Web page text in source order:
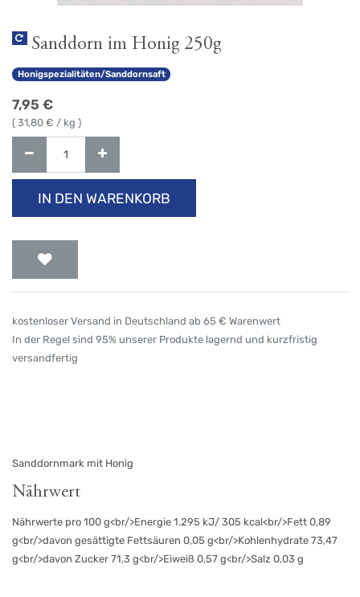
Sanddorn im Honig 250g
Honigspezialitäten/Sanddornsaft
7,95 €
( 31,80 € / kg )
IN DEN WARENKORB
kostenloser Versand in Deutschland ab 65 € Warenwert
In der Regel sind 95% unserer Produkte lagernd und kurzfristig
versandfertig
Sanddornmark mit Honig
Nährwert
Nährwerte pro 100 g<br/>Energie 1.295 kJ/ 305 kcal<br/>Fett 0,89
g<br/>davon gesättigte Fettsäuren 0,05 g<br/>Kohlenhydrate 73,47
g<br/>davon Zucker 71,3 g<br/>Eiweiß 0,57 g<br/>Salz 0,03 g